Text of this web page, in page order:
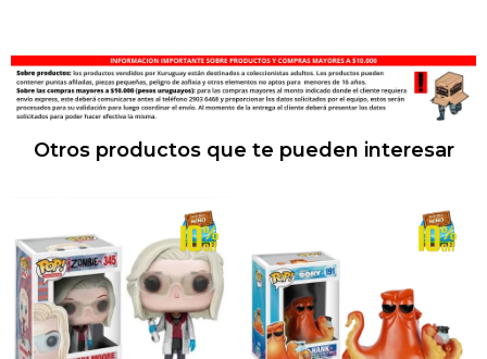
Otros productos que te pueden interesar